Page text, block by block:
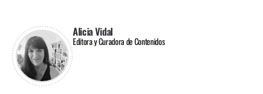
Alicia Vidal
Editora y Curadora de Contenidos